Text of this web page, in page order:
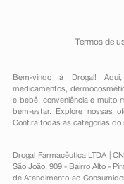
Termos de
Bem-vindo à Drogal!
medicamentos ,
e bebê, conveniênciae muito
bem-estar. Explore nossas
Confira todas as categorias do
Drogal Farmacêutica LTDA |
São João, 909 - Bairro Alto -
de Atendimento ao